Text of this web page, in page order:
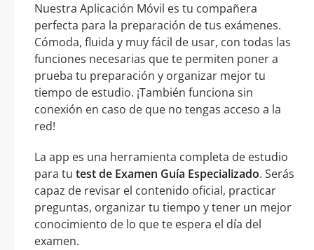
Nuestra Aplicación Móvil es tu compañera
perfecta para la preparación de tus exámenes.
Cómoda, fluida y muy fácil de usar, con todas las
funciones necesarias que te permiten poner a
prueba tu preparación y organizar mejor tu
tiempo de estudio. ¡También funciona sin
conexión en caso de que no tengas acceso a la
red!
La app es una herramienta completa de estudio
para tu test de Examen Guía Especializado. Serás
capaz de revisar el contenido oficial, practicar
preguntas, organizar tu tiempo y tener un mejor
conocimiento de lo que te espera el día del
examen.